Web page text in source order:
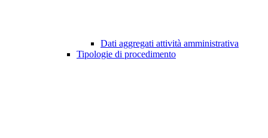
Dati aggregati attività amministrativa
Tipologie di procedimento